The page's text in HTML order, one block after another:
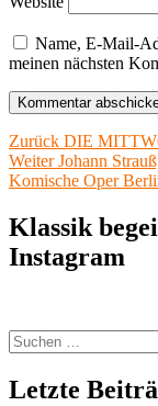
Name, E-Mail-
meinen nächsten
Zurück Vorheriger
Beitrag:
DIE
Weiter Nächster
Beitrag:
Johann
Komische Oper
Klassik
Instagram
Suchen
nach:
Letzte